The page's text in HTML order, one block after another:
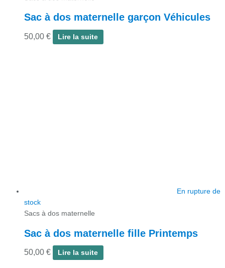
Sac à dos maternelle garçon Véhicules
50,00 € Lire la suite
En rupture de
stock
Sacs à dos maternelle
Sac à dos maternelle fille Printemps
50,00 € Lire la suite